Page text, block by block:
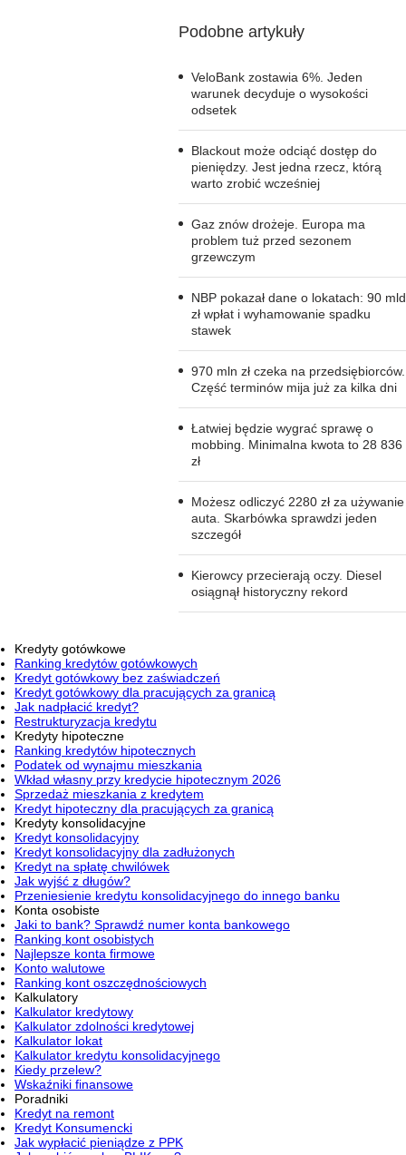
Podobne artykuły
VeloBank zostawia 6%. Jeden
warunek decyduje o wysokości
odsetek
Blackout może odciąć dostęp do
pieniędzy. Jest jedna rzecz, którą
warto zrobić wcześniej
Gaz znów drożeje. Europa ma
problem tuż przed sezonem
grzewczym
NBP pokazał dane o lokatach: 90 mld
zł wpłat i wyhamowanie spadku
stawek
970 mln zł czeka na przedsiębiorców.
Część terminów mija już za kilka dni
Łatwiej będzie wygrać sprawę o
mobbing. Minimalna kwota to 28 836
zł
Możesz odliczyć 2280 zł za używanie
auta. Skarbówka sprawdzi jeden
szczegół
Kierowcy przecierają oczy. Diesel
osiągnął historyczny rekord
Kredyty gotówkowe
Ranking kredytów gotówkowych
Kredyt gotówkowy bez zaświadczeń
Kredyt gotówkowy dla pracujących za granicą
Jak nadpłacić kredyt?
Restrukturyzacja kredytu
Kredyty hipoteczne
Ranking kredytów hipotecznych
Podatek od wynajmu mieszkania
Wkład własny przy kredycie hipotecznym 2026
Sprzedaż mieszkania z kredytem
Kredyt hipoteczny dla pracujących za granicą
Kredyty konsolidacyjne
Kredyt konsolidacyjny
Kredyt konsolidacyjny dla zadłużonych
Kredyt na spłatę chwilówek
Jak wyjść z długów?
Przeniesienie kredytu konsolidacyjnego do innego banku
Konta osobiste
Jaki to bank? Sprawdź numer konta bankowego
Ranking kont osobistych
Najlepsze konta firmowe
Konto walutowe
Ranking kont oszczędnościowych
Kalkulatory
Kalkulator kredytowy
Kalkulator zdolności kredytowej
Kalkulator lokat
Kalkulator kredytu konsolidacyjnego
Kiedy przelew?
Wskaźniki finansowe
Poradniki
Kredyt na remont
Kredyt Konsumencki
Jak wypłacić pieniądze z PPK